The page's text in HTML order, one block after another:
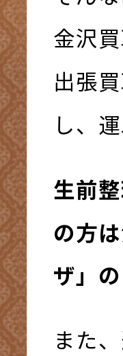
金沢
出張
し、
生前
の方
ザ」
また